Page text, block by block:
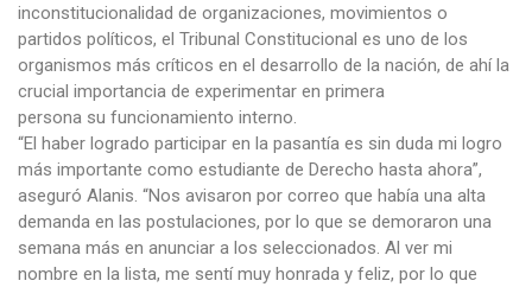
inconstitucionalidad de organizaciones, movimientos o
partidos políticos, el Tribunal Constitucional es uno de los
organismos más críticos en el desarrollo de la nación, de ahí la
crucial importancia de experimentar en primera
persona su funcionamiento interno.
“El haber logrado participar en la pasantía es sin duda mi logro
más importante como estudiante de Derecho hasta ahora”,
aseguró Alanis. “Nos avisaron por correo que había una alta
demanda en las postulaciones, por lo que se demoraron una
semana más en anunciar a los seleccionados. Al ver mi
nombre en la lista, me sentí muy honrada y feliz, por lo que